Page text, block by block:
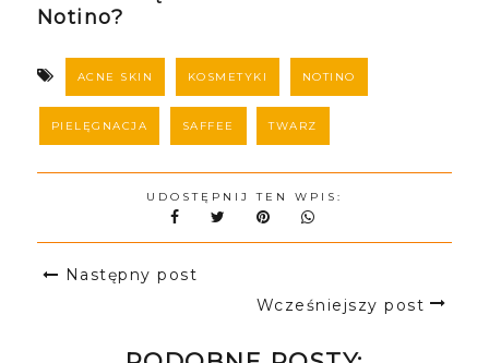
Notino?
ACNE SKIN KOSMETYKI NOTINO
PIELĘGNACJA SAFFEE TWARZ
UDOSTĘPNIJ TEN WPIS:
Następny post
Wcześniejszy post